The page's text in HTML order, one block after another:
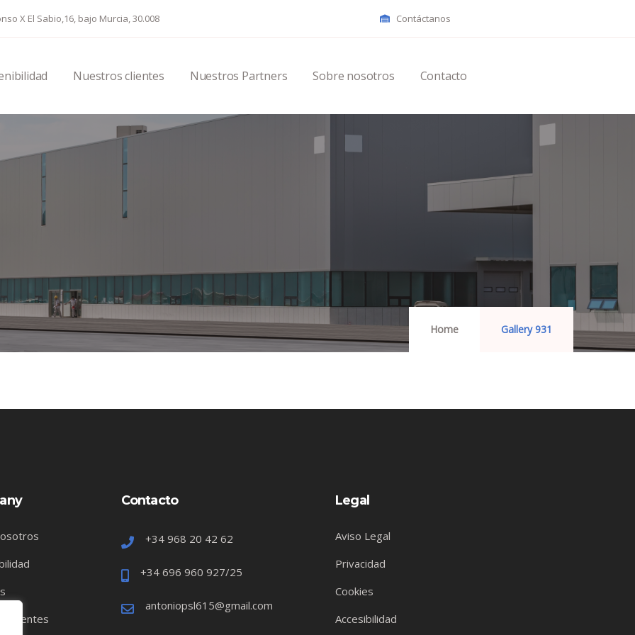
X El Sabio,16, bajo Murcia, 30.008 Contáctanos
Nuestros clientes Nuestros Partners Sobre nosotros Contacto
Home Gallery 931
clientes
Contacto
+34 968 20 42 62
+34 696 960 927/25
antoniopsl615@gmail.com
Legal
Aviso Legal
Privacidad
Cookies
Accesibilidad